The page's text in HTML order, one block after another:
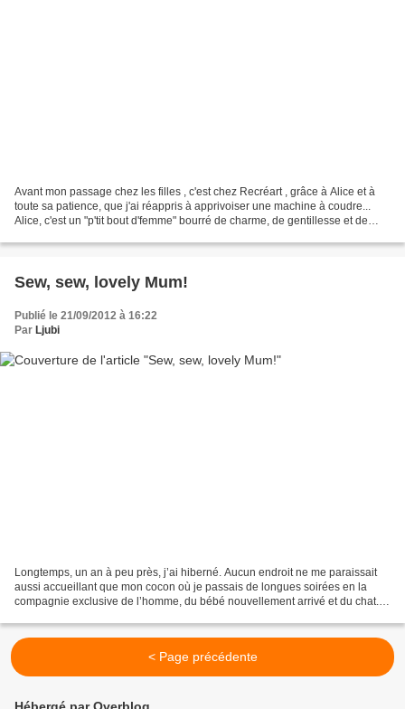
Avant mon passage chez les filles , c'est chez Recréart , grâce à Alice et à
toute sa patience, que j'ai réappris à apprivoiser une machine à coudre...
Alice, c'est un "p'tit bout d'femme" bourré de charme, de gentillesse et de
Sew, sew, lovely Mum!
Publié le 21/09/2012 à 16:22
Par Ljubi
Longtemps, un an à peu près, j’ai hiberné. Aucun endroit ne me paraissait
aussi accueillant que mon cocon où je passais de longues soirées en la
compagnie exclusive de l’homme, du bébé nouvellement arrivé et du chat.
< Page précédente